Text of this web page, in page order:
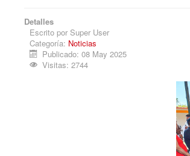
Detalles
Escrito por Super User
Categoría: Noticias
Publicado: 08 May 2025
Visitas: 2744